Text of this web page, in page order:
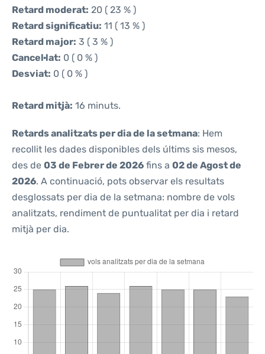
Retard moderat: 20 ( 23 % )
Retard significatiu: 11 ( 13 % )
Retard major: 3 ( 3 % )
Cancel·lat: 0 ( 0 % )
Desviat: 0 ( 0 % )
Retard mitjà: 16 minuts.
Retards analitzats per dia de la setmana: Hem
recollit les dades disponibles dels últims sis mesos,
des de 03 de Febrer de 2026 fins a 02 de Agost de
2026. A continuació, pots observar els resultats
desglossats per dia de la setmana: nombre de vols
analitzats, rendiment de puntualitat per dia i retard
mitjà per dia.